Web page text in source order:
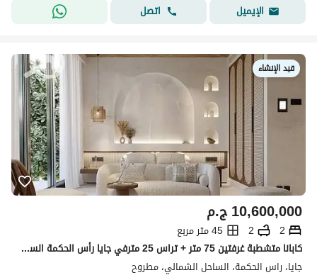
الإيميل
اتصل
قيد الإنشاء
ج.م10,600,000
2
2
45 متر مربع
كابانا متشطبة غرفتين 75 متر + تراس 25 مترفي جايا رأس الحكمة الساحل الشمالي من الأهلي صبور
جايا، راس الحكمة، الساحل الشمالي، مطروح